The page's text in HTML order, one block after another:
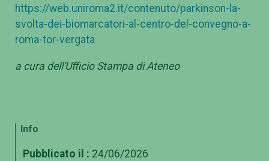
https://web.uniroma2.it/contenuto/parkinson-la-
svolta-dei-biomarcatori-al-centro-del-convegno-a-
roma-tor-vergata
a cura dell'Ufficio Stampa di Ateneo
Info
Pubblicato il : 24/06/2026